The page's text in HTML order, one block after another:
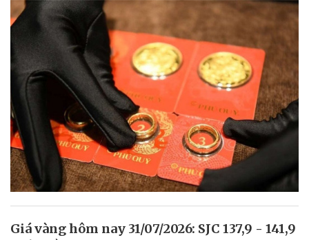
Giá vàng hôm nay 31/07/2026: SJC 137,9 - 141,9